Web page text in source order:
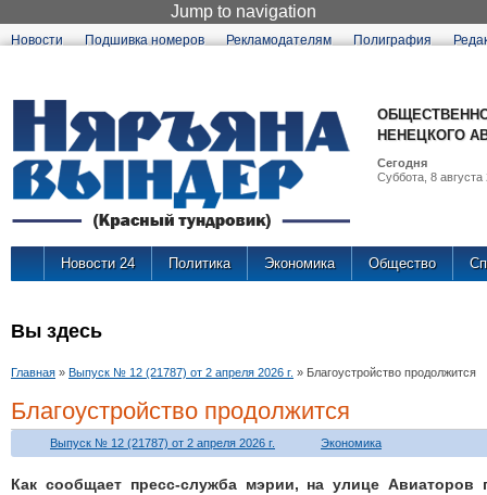
Jump to navigation
Новости Подшивка номеров Рекламодателям Полиграфия
НЕНЕЦКОГО
Сегодня
Суббота, 8 августа
Новости 24 Политика Экономика Общество
Вы здесь
Главная » Выпуск № 12 (21787) от 2 апреля 2026 г. » Благоустройство продолжится
Благоустройство продолжится
Выпуск № 12 (21787) от 2 апреля 2026 г. Экономика
Как сообщает пресс-служба мэрии, на улице Авиаторов